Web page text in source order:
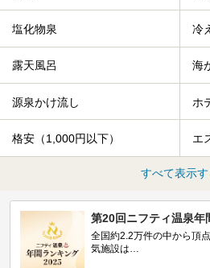
塩化物泉 冷
露天風呂 海
源泉かけ流し ホ
格安（1,000円以下） エ
すべて表示す
第20回ニフティ温泉年
全国約2.2万件の中から頂
気施設は…